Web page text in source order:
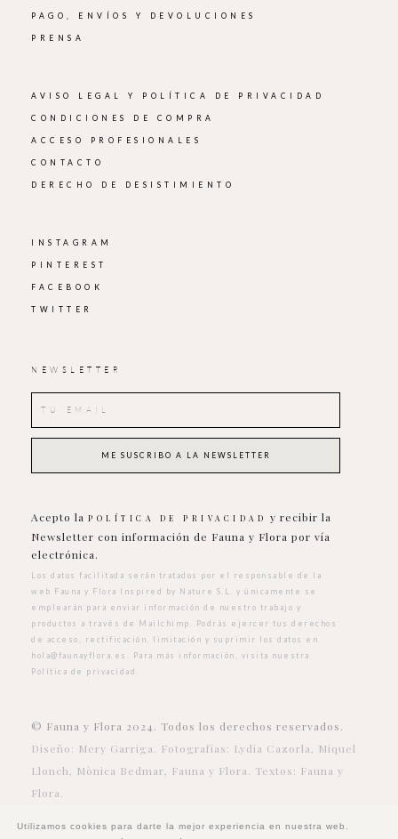
PAGO, ENVÍOS Y DEVOLUCIONES
PRENSA
AVISO LEGAL Y POLÍTICA DE PRIVACIDAD
CONDICIONES DE COMPRA
ACCESO PROFESIONALES
CONTACTO
DERECHO DE DESISTIMIENTO
INSTAGRAM
PINTEREST
FACEBOOK
TWITTER
NEWSLETTER
Acepto la POLÍTICA DE PRIVACIDAD
y recibir la
Newsletter con información de Fauna y Flora por vía
electrónica.
Los datos facilitada serán tratados por el responsable de la
web Fauna y Flora Inspired by Nature S.L. y únicamente se
emplearán para enviar información de nuestro trabajo y
productos a través de Mailchimp. Podrás ejercer tus derechos
de acceso, rectificación, limitación y suprimir los datos en
hola@faunayflora.es
. Para más información, visita nuestra
Política de privacidad
© Fauna y Flora 2024. Todos los derechos reservados.
Diseño: Mery Garriga. Fotografías: Lydia Cazorla, Miquel
Llonch, Mònica Bedmar, Fauna y Flora. Textos: Fauna y
Flora.
Utilizamos cookies para darte la mejor experiencia en nuestra web.